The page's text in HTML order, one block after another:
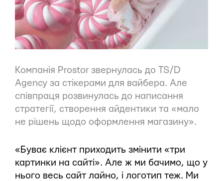
Компанія Prostor звернулась до TS/D
Agency за стікерами для вайбера. Але
співпраця розвинулась до написання
стратегії, створення айдентики та «мало
не рішень щодо оформлення магазину».
«Буває клієнт приходить змінити «три
картинки на сайті». Але ж ми бачимо, що у
нього весь сайт лайно, і логотип теж. Ми